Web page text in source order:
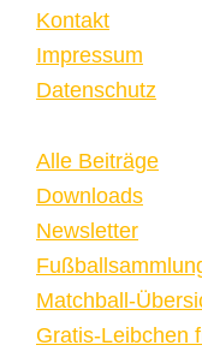
Kontakt
Impressum
Datenschutz
Alle Beiträge
Downloads
Newsletter
Matchball-
Gratis-Leibchen